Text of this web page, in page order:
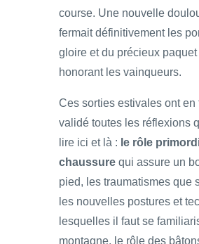
course. Une nouvelle
fermait définitivement les
gloire et du précieux paquet
honorant les vainqueurs.
Ces sorties estivales ont en
validé toutes les réflexions
lire ici et là : le rôle
chaussure qui assure un
pied, les traumatismes que
les nouvelles postures et
lesquelles il faut se
montagne, le rôle des